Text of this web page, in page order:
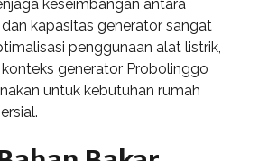
keseimbangan antara
kapasitas generator sangat
penggunaan alat listrik,
generator Probolinggo
untuk kebutuhan rumah